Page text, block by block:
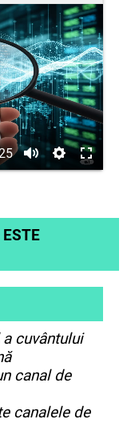
cuvântului
canal de
canalele de